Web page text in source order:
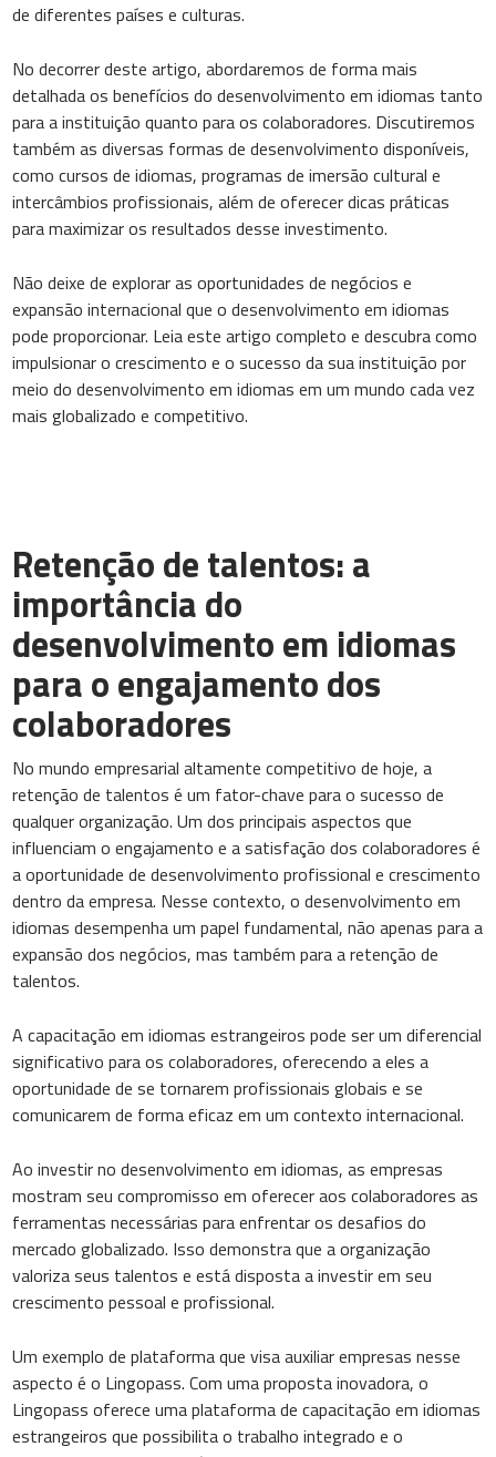
de diferentes países e culturas.
No decorrer deste artigo, abordaremos de forma mais
detalhada os benefícios do desenvolvimento em idiomas tanto
para a instituição quanto para os colaboradores. Discutiremos
também as diversas formas de desenvolvimento disponíveis,
como cursos de idiomas, programas de imersão cultural e
intercâmbios profissionais, além de oferecer dicas práticas
para maximizar os resultados desse investimento.
Não deixe de explorar as oportunidades de negócios e
expansão internacional que o desenvolvimento em idiomas
pode proporcionar. Leia este artigo completo e descubra como
impulsionar o crescimento e o sucesso da sua instituição por
meio do desenvolvimento em idiomas em um mundo cada vez
mais globalizado e competitivo.
Retenção de talentos: a
importância do
desenvolvimento em idiomas
para o engajamento dos
colaboradores
No mundo empresarial altamente competitivo de hoje, a
retenção de talentos é um fator-chave para o sucesso de
qualquer organização. Um dos principais aspectos que
influenciam o engajamento e a satisfação dos colaboradores é
a oportunidade de desenvolvimento profissional e crescimento
dentro da empresa. Nesse contexto, o desenvolvimento em
idiomas desempenha um papel fundamental, não apenas para a
expansão dos negócios, mas também para a retenção de
talentos.
A capacitação em idiomas estrangeiros pode ser um diferencial
significativo para os colaboradores, oferecendo a eles a
oportunidade de se tornarem profissionais globais e se
comunicarem de forma eficaz em um contexto internacional.
Ao investir no desenvolvimento em idiomas, as empresas
mostram seu compromisso em oferecer aos colaboradores as
ferramentas necessárias para enfrentar os desafios do
mercado globalizado. Isso demonstra que a organização
valoriza seus talentos e está disposta a investir em seu
crescimento pessoal e profissional.
Um exemplo de plataforma que visa auxiliar empresas nesse
aspecto é o Lingopass. Com uma proposta inovadora, o
Lingopass oferece uma plataforma de capacitação em idiomas
estrangeiros que possibilita o trabalho integrado e o